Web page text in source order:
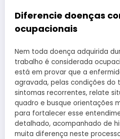
Diferencie doenças
ocupacionais
Nem toda doença adquirida
trabalho é considerada
está em provar que a
agravada, pelas condições do
sintomas recorrentes, relate
quadro e busque orientações
para fortalecer esse
detalhado, acompanhado de
muita diferença neste